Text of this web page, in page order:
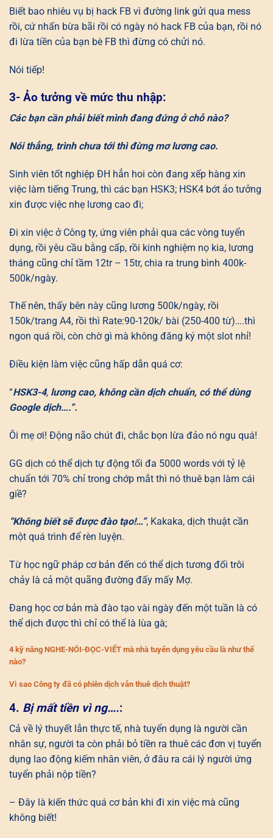
Biết bao nhiêu vụ bị hack FB vì đường link gửi qua mess
rồi, cứ nhấn bừa bãi rồi có ngày nó hack FB của bạn, rồi nó
đi lừa tiền của bạn bè FB thì đừng có chửi nó.
Nói tiếp!
3- Ảo tưởng về mức thu nhập:
Các bạn cần phải biết mình đang đứng ở chỗ nào?
Nói thẳng, trình chưa tới thì đừng mơ lương cao.
Sinh viên tốt nghiệp ĐH hẳn hoi còn đang xếp hàng xin
việc làm tiếng Trung, thì các bạn HSK3; HSK4 bớt ảo tưởng
xin được việc nhẹ lương cao đi;
Đi xin việc ở Công ty, ứng viên phải qua các vòng tuyển
dụng, rồi yêu cầu bằng cấp, rồi kinh nghiệm nọ kia, lương
tháng cũng chỉ tầm 12tr – 15tr, chia ra trung bình 400k-
500k/ngày.
Thế nên, thấy bên này cũng lương 500k/ngày, rồi
150k/trang A4, rồi thì Rate:90-120k/ bài (250-400 từ)….thì
ngon quá rồi, còn chờ gì mà không đăng ký một slot nhỉ!
Điều kiện làm việc cũng hấp dẫn quá cơ:
“HSK3-4, lương cao, không cần dịch chuẩn, có thể dùng
Google dịch….”.
Ôi mẹ ơi! Động não chút đi, chắc bọn lừa đảo nó ngu quá!
GG dịch có thể dịch tự động tối đa 5000 words với tỷ lệ
chuẩn tới 70% chỉ trong chớp mắt thì nó thuê bạn làm cái
giề?
“Không biết sẽ được đào tạo!…”, Kakaka, dịch thuật cần
một quá trình để rèn luyện.
Từ học ngữ pháp cơ bản đến có thể dịch tương đối trôi
chảy là cả một quãng đường đấy mấy Mợ.
Đang học cơ bản mà đào tạo vài ngày đến một tuần là có
thể dịch được thì chỉ có thể là lùa gà;
4 kỹ năng NGHE-NÓI-ĐỌC-VIẾT mà nhà tuyển dụng yêu cầu là như thế
nào?
Vì sao Công ty đã có phiên dịch vẫn thuê dịch thuật?
4. Bị mất tiền vì ng….:
Cả về lý thuyết lẫn thực tế, nhà tuyển dụng là người cần
nhân sự, người ta còn phải bỏ tiền ra thuê các đơn vị tuyển
dụng lao động kiếm nhân viên, ở đâu ra cái lý người ứng
tuyển phải nộp tiền?
– Đây là kiến thức quá cơ bản khi đi xin việc mà cũng
không biết!